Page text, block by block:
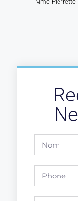
Mme Pierrette